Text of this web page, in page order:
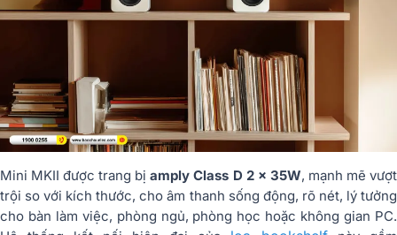
Mini MKII được trang bịamply Class D 2 x 35W, mạnh mẽ vượt
trội so với kích thước, cho âm thanh sống động, rõ nét, lý tưởng
cho bàn làm việc, phòng ngủ, phòng học hoặc không gian PC.